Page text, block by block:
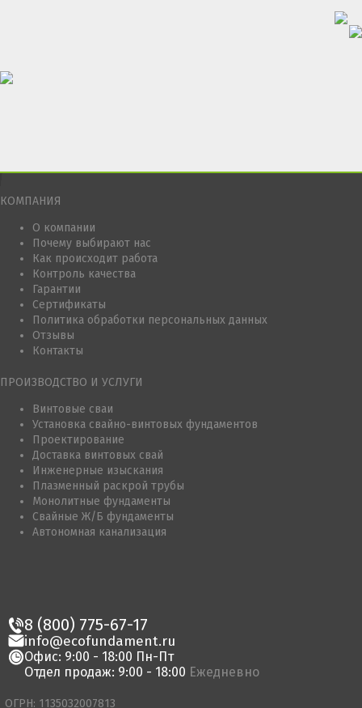
КОМПАНИЯ
О компании
Почему выбирают нас
Как происходит работа
Контроль качества
Гарантии
Сертификаты
Политика обработки персональных данных
Отзывы
Контакты
ПРОИЗВОДСТВО И УСЛУГИ
Винтовые сваи
Установка свайно-винтовых фундаментов
Проектирование
Доставка винтовых свай
Инженерные изыскания
Плазменный раскрой трубы
Монолитные фундаменты
Свайные Ж/Б фундаменты
Автономная канализация
8 (800) 775-67-17
info@ecofundament.ru
Офис: 9:00 - 18:00 Пн-Пт
Отдел продаж: 9:00 - 18:00 Ежедневно
ОГРН: 1135032007813